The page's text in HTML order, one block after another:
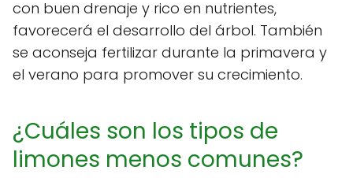
con buen drenaje y rico en nutrientes,
favorecerá el desarrollo del árbol. También
se aconseja fertilizar durante la primavera y
el verano para promover su crecimiento.
¿Cuáles son los tipos de
limones menos comunes?